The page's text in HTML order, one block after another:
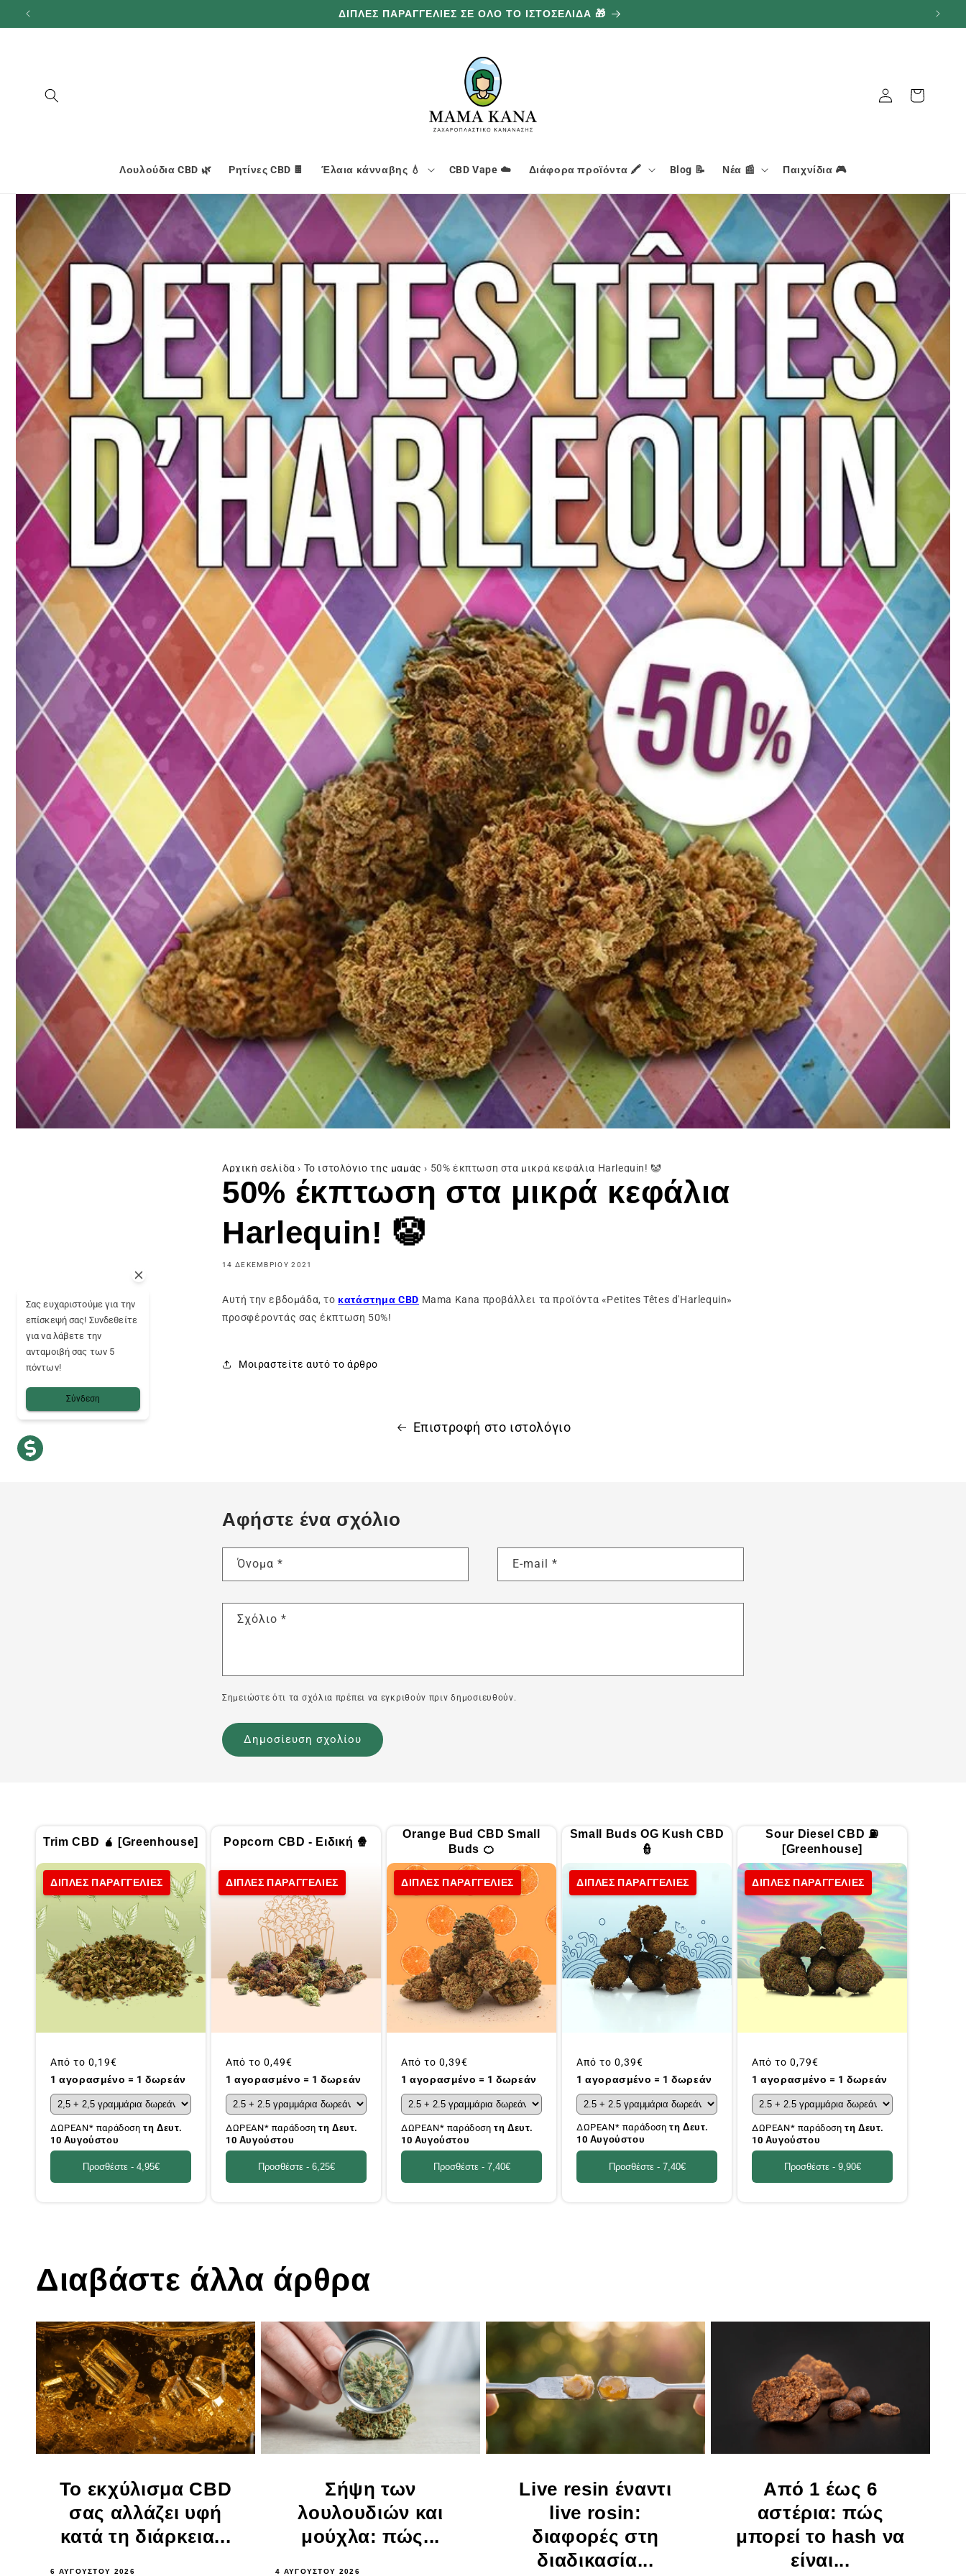
προχωρήστε
στο
ΔΙΠΛΕΣ ΠΑΡΑΓΓΕΛΙΕΣ ΣΕ ΟΛΟ ΤΟ ΙΣΤΟΣΕΛΙΔΑ 🎁
Λουλούδια CBD 🌿 Ρητίνες CBD 🍫 Έλαια κάνναβης 💧 CBD Vape ☁️ Διάφορα προϊόντα 🖍️ Blog 📝 Νέα 📰 Παιχνίδια 🎮
Σύνδεση Καλάθι
Αρχική σελίδα › Το ιστολόγιο της μαμάς › 50% έκπτωση στα μικρά κεφάλια Harlequin! 🤡
50% έκπτωση στα μικρά κεφάλια
Harlequin! 🤡
14 ΔΕΚΕΜΒΡΊΟΥ 2021
Αυτή την εβδομάδα, το κατάστημα CBD Mama Kana προβάλλει τα προϊόντα «Petites Têtes d'Harlequin»
προσφέροντάς σας έκπτωση 50%!
Μοιραστείτε αυτό το άρθρο
Επιστροφή στο ιστολόγιο
Αφήστε ένα σχόλιο
Όνομα * E-mail *
Σχόλιο *
Σημειώστε ότι τα σχόλια πρέπει να εγκριθούν πριν δημοσιευθούν.
Trim CBD 🧉 [Greenhouse]
ΔΙΠΛΕΣ ΠΑΡΑΓΓΕΛΙΕΣ
Συνήθης
τιμή
Από το 0,19€
1 αγορασμένο = 1 δωρεάν
ΔΩΡΕΑΝ* παράδοσητη Δευτ.
10 Αυγούστου
Προσθέστε - 4,95€
Popcorn CBD - Ειδική 🍿
ΔΙΠΛΕΣ ΠΑΡΑΓΓΕΛΙΕΣ
Συνήθης
τιμή
Από το 0,49€
1 αγορασμένο = 1 δωρεάν
ΔΩΡΕΑΝ* παράδοσητη Δευτ.
10 Αυγούστου
Προσθέστε - 6,25€
Orange Bud CBD Small
Buds 🍊
ΔΙΠΛΕΣ ΠΑΡΑΓΓΕΛΙΕΣ
Συνήθης
τιμή
Από το 0,39€
1 αγορασμένο = 1 δωρεάν
ΔΩΡΕΑΝ* παράδοσητη Δευτ.
10 Αυγούστου
Προσθέστε - 7,40€
Small Buds OG Kush CBD
👮
ΔΙΠΛΕΣ ΠΑΡΑΓΓΕΛΙΕΣ
Συνήθης
τιμή
Από το 0,39€
1 αγορασμένο = 1 δωρεάν
ΔΩΡΕΑΝ* παράδοσητη Δευτ.
10 Αυγούστου
Προσθέστε - 7,40€
Sour Diesel CBD ⛽
[Greenhouse]
ΔΙΠΛΕΣ ΠΑΡΑΓΓΕΛΙΕΣ
Συνήθης
τιμή
Από το 0,79€
1 αγορασμένο = 1 δωρεάν
ΔΩΡΕΑΝ* παράδοσητη Δευτ.
10 Αυγούστου
Προσθέστε - 9,90€
Διαβάστε άλλα άρθρα
Το εκχύλισμα CBD
σας αλλάζει υφή
κατά τη διάρκεια...
6 ΑΥΓΟΎΣΤΟΥ 2026
Σήψη των
λουλουδιών και
μούχλα: πώς...
4 ΑΥΓΟΎΣΤΟΥ 2026
Live resin έναντι
live rosin:
διαφορές στη
διαδικασία...
Από 1 έως 6
αστέρια: πώς
μπορεί το hash να
είναι...
Σας ευχαριστούμε για την
επίσκεψή σας! Συνδεθείτε
για να λάβετε την
ανταμοιβή σας των 5
πόντων!
Σύνδεση